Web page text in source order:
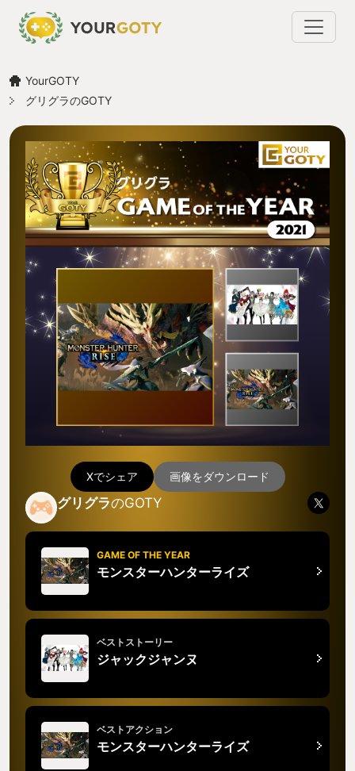
YourGOTY
グリグラのGOTY
Xでシェア 画像をダウンロード
グリグラのGOTY
GAME OF THE YEAR
モンスターハンターライズ
ベストストーリー
ジャックジャンヌ
ベストアクション
モンスターハンターライズ